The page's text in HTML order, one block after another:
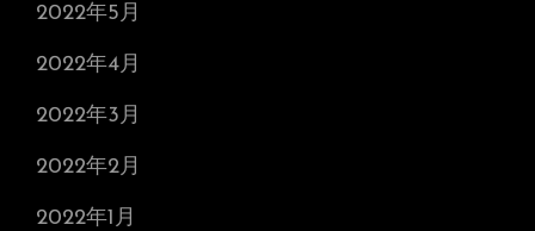
2022年5月
2022年4月
2022年3月
2022年2月
2022年1月